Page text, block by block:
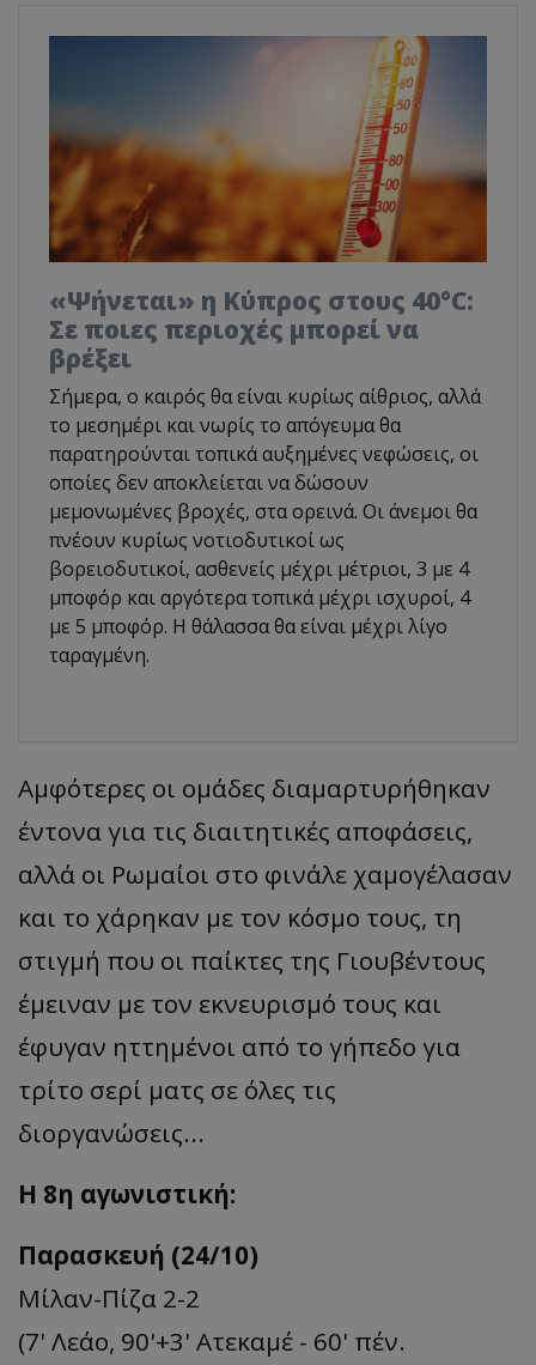
«Ψήνεται» η Κύπρος στους 40°C:
Σε ποιες περιοχές μπορεί να
βρέξει
Σήμερα, ο καιρός θα είναι κυρίως αίθριος, αλλά
το μεσημέρι και νωρίς το απόγευμα θα
παρατηρούνται τοπικά αυξημένες νεφώσεις, οι
οποίες δεν αποκλείεται να δώσουν
μεμονωμένες βροχές, στα ορεινά. Οι άνεμοι θα
πνέουν κυρίως νοτιοδυτικοί ως
βορειοδυτικοί, ασθενείς μέχρι μέτριοι, 3 με 4
μποφόρ και αργότερα τοπικά μέχρι ισχυροί, 4
με 5 μποφόρ. Η θάλασσα θα είναι μέχρι λίγο
ταραγμένη.
Αμφότερες οι ομάδες διαμαρτυρήθηκαν
έντονα για τις διαιτητικές αποφάσεις,
αλλά οι Ρωμαίοι στο φινάλε χαμογέλασαν
και το χάρηκαν με τον κόσμο τους, τη
στιγμή που οι παίκτες της Γιουβέντους
έμειναν με τον εκνευρισμό τους και
έφυγαν ηττημένοι από το γήπεδο για
τρίτο σερί ματς σε όλες τις
διοργανώσεις...
Η 8η αγωνιστική:
Παρασκευή (24/10)
Μίλαν-Πίζα 2-2
(7' Λεάο, 90'+3' Ατεκαμέ - 60' πέν.